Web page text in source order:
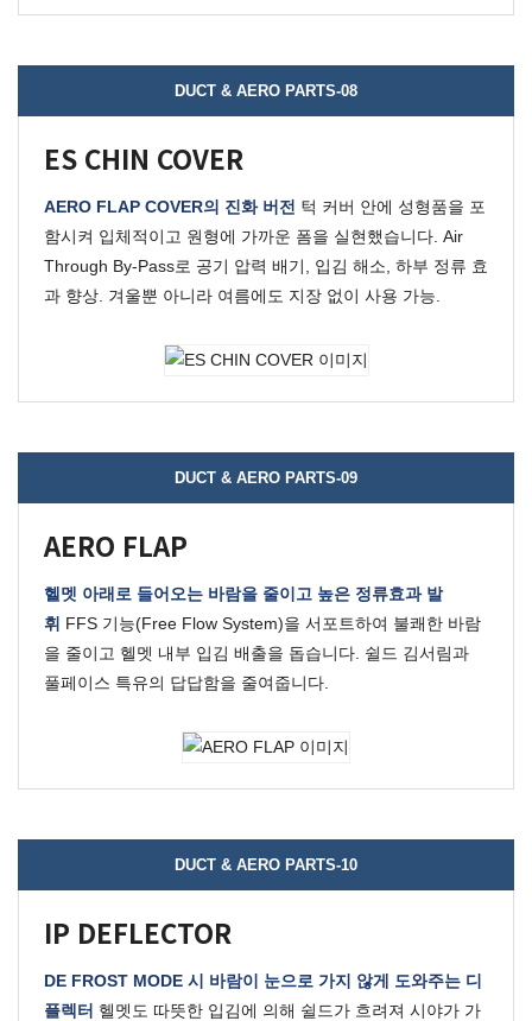
DUCT & AERO PARTS-08
ES CHIN COVER
AERO FLAP COVER의 진화 버전 턱 커버 안에 성형품을 포
함시켜 입체적이고 원형에 가까운 폼을 실현했습니다. Air
Through By-Pass로 공기 압력 배기, 입김 해소, 하부 정류 효
과 향상. 겨울뿐 아니라 여름에도 지장 없이 사용 가능.
DUCT & AERO PARTS-09
AERO FLAP
헬멧 아래로 들어오는 바람을 줄이고 높은 정류효과 발
휘 FFS 기능(Free Flow System)을 서포트하여 불쾌한 바람
을 줄이고 헬멧 내부 입김 배출을 돕습니다. 쉴드 김서림과
풀페이스 특유의 답답함을 줄여줍니다.
DUCT & AERO PARTS-10
IP DEFLECTOR
DE FROST MODE 시 바람이 눈으로 가지 않게 도와주는 디
플렉터 헬멧도 따뜻한 입김에 의해 쉴드가 흐려져 시야가 가